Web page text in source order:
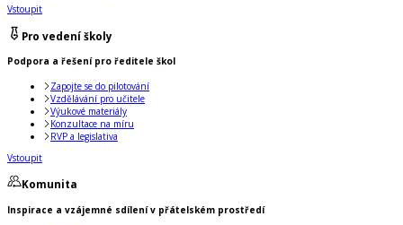
Vstoupit
Pro vedení školy
Podpora a řešení pro ředitele škol
Zapojte se do pilotování
Vzdělávání pro učitele
Výukové materiály
Konzultace na míru
RVP a legislativa
Vstoupit
Komunita
Inspirace a vzájemné sdílení v přátelském prostředí